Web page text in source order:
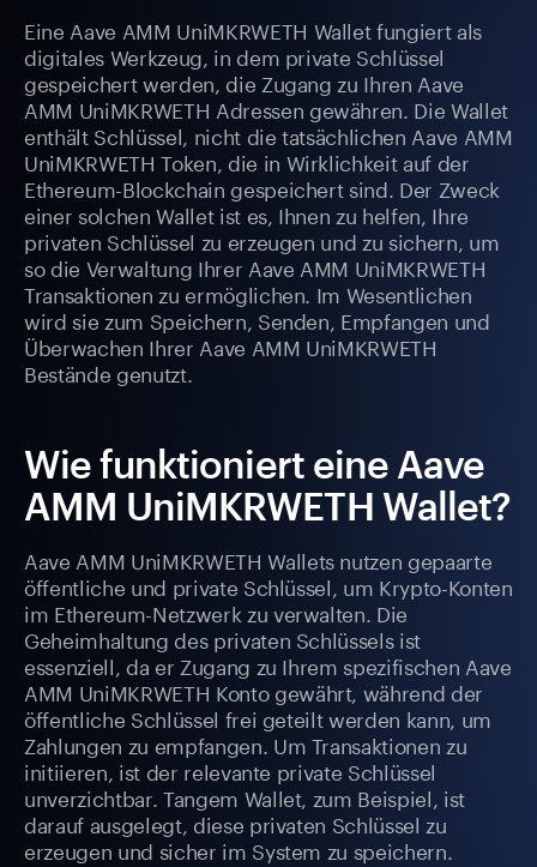
Eine Aave AMM UniMKRWETH Wallet fungiert als
digitales Werkzeug, in dem private Schlüssel
gespeichert werden, die Zugang zu Ihren Aave
AMM UniMKRWETH Adressen gewähren. Die Wallet
enthält Schlüssel, nicht die tatsächlichen Aave AMM
UniMKRWETH Token, die in Wirklichkeit auf der
Ethereum-Blockchain gespeichert sind. Der Zweck
einer solchen Wallet ist es, Ihnen zu helfen, Ihre
privaten Schlüssel zu erzeugen und zu sichern, um
so die Verwaltung Ihrer Aave AMM UniMKRWETH
Transaktionen zu ermöglichen. Im Wesentlichen
wird sie zum Speichern, Senden, Empfangen und
Überwachen Ihrer Aave AMM UniMKRWETH
Bestände genutzt.
Wie funktioniert eine Aave
AMM UniMKRWETH Wallet?
Aave AMM UniMKRWETH Wallets nutzen gepaarte
öffentliche und private Schlüssel, um Krypto-Konten
im Ethereum-Netzwerk zu verwalten. Die
Geheimhaltung des privaten Schlüssels ist
essenziell, da er Zugang zu Ihrem spezifischen Aave
AMM UniMKRWETH Konto gewährt, während der
öffentliche Schlüssel frei geteilt werden kann, um
Zahlungen zu empfangen. Um Transaktionen zu
initiieren, ist der relevante private Schlüssel
unverzichtbar. Tangem Wallet, zum Beispiel, ist
darauf ausgelegt, diese privaten Schlüssel zu
erzeugen und sicher im System zu speichern.